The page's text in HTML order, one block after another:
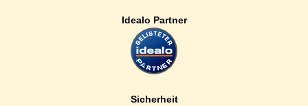
Idealo Partner
Sicherheit